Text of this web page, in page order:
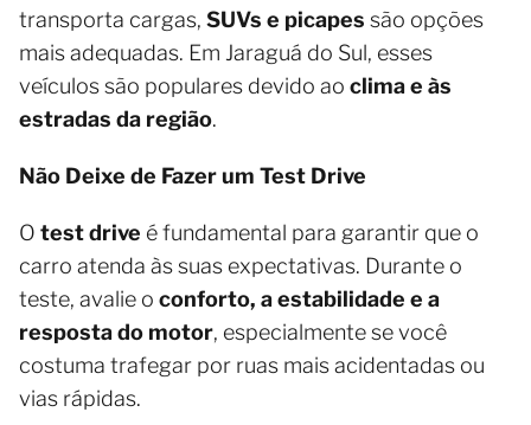
transporta cargas, SUVs e picapes são opções
mais adequadas. Em Jaraguá do Sul, esses
veículos são populares devido ao clima e às
estradas da região.
Não Deixe de Fazer um Test Drive
O test drive é fundamental para garantir que o
carro atenda às suas expectativas. Durante o
teste, avalie o conforto, a estabilidade e a
resposta do motor, especialmente se você
costuma trafegar por ruas mais acidentadas ou
vias rápidas.